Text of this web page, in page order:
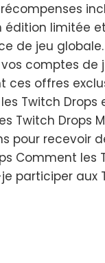
édition limitée
de jeu
comptes
ces offres
Twitch
Twitch Drops
pour recevoir
Comment les
participer aux